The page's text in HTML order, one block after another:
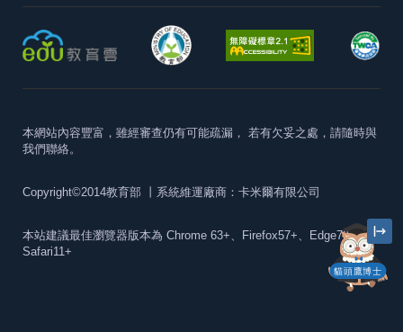
貓頭鷹博士
本網站內容豐富，雖經審查仍有可能疏漏， 若有欠妥之處，請隨時與
我們聯絡。
Copyright©2014教育部 丨系統維運廠商：卡米爾有限公司
本站建議最佳瀏覽器版本為 Chrome 63+、Firefox57+、Edge79+及
Safari11+